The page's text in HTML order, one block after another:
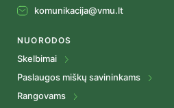
komunikacija@vmu.lt
NUORODOS
Skelbimai
Paslaugos miškų savininkams
Rangovams